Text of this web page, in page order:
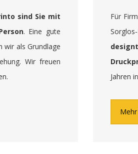
sind Sie mit
. Eine gute
wir als Grundlage
Wir freuen
Für
Jahren